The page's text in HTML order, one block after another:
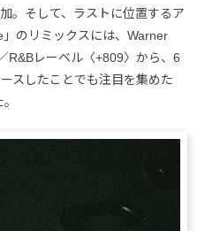
。そして、ラストに位置するア
のリミックスには、Warner
R&Bレーベル〈+809〉から、6
スしたことでも注目を集めた